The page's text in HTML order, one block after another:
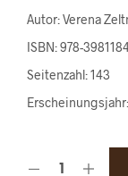
Autor: Verena
ISBN: 978-
Seitenzahl: 143